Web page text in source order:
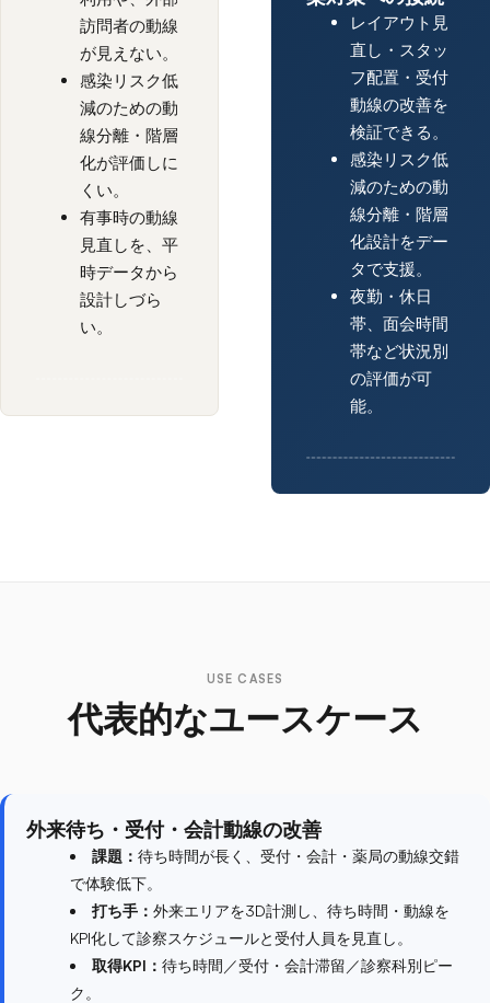
訪問者の動線
が見えない。
感染リスク低
減のための動
線分離・階層
化が評価しに
くい。
有事時の動線
見直しを、平
時データから
設計しづら
い。
レイアウト見
直し・スタッ
フ配置・受付
動線の改善を
検証できる。
感染リスク低
減のための動
線分離・階層
化設計をデー
タで支援。
夜勤・休日
帯、面会時間
帯など状況別
の評価が可
能。
USE CASES
代表的なユースケース
外来待ち・受付・会計動線の改善
課題： 待ち時間が長く、受付・会計・薬局の動線交錯
で体験低下。
打ち手： 外来エリアを3D計測し、待ち時間・動線を
KPI化して診察スケジュールと受付人員を見直し。
取得KPI： 待ち時間／受付・会計滞留／診察科別ピー
ク。